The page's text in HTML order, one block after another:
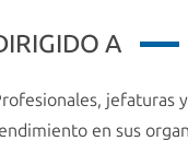
A
jefaturas
en sus